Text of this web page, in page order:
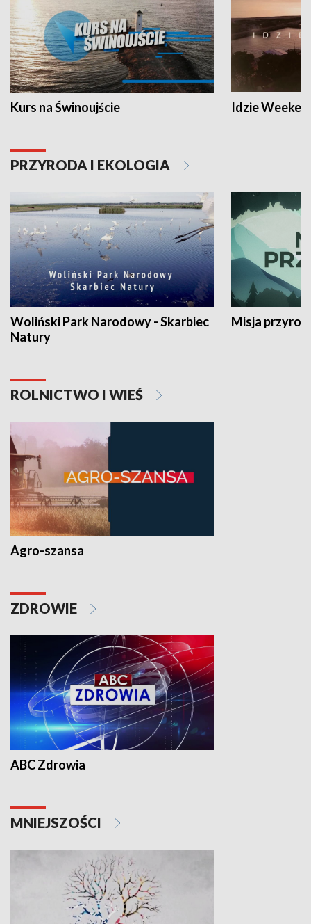
Kurs na Świnoujście Idzie
PRZYRODA I EKOLOGIA
Woliński Park Narodowy - Skarbiec
Natury
Misja
ROLNICTWO I WIEŚ
Agro-szansa
ZDROWIE
ABC Zdrowia
MNIEJSZOŚCI